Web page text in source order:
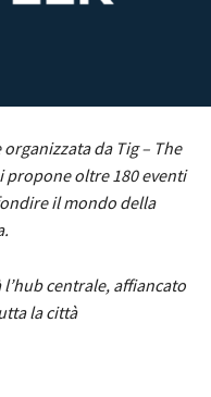
da Tig – The
oltre 180 eventi
il mondo della
l’hub centrale, affiancato
la città